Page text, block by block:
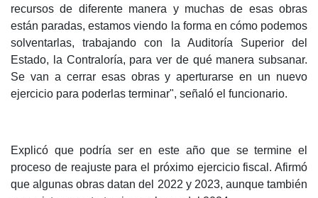
recursos de diferente manera y muchas de esas obras
están paradas, estamos viendo la forma en cómo podemos
solventarlas, trabajando con la Auditoría Superior del
Estado, la Contraloría, para ver de qué manera subsanar.
Se van a cerrar esas obras y aperturarse en un nuevo
ejercicio para poderlas terminar", señaló el funcionario.
Explicó que podría ser en este año que se termine el
proceso de reajuste para el próximo ejercicio fiscal. Afirmó
que algunas obras datan del 2022 y 2023, aunque también